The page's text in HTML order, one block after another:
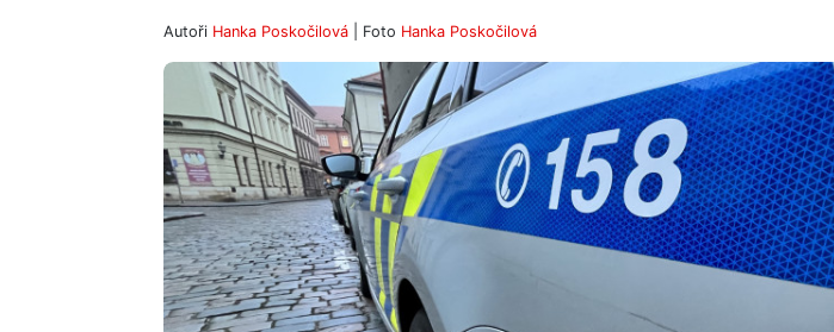
Autoři Hanka Poskočilová | Foto Hanka Poskočilová